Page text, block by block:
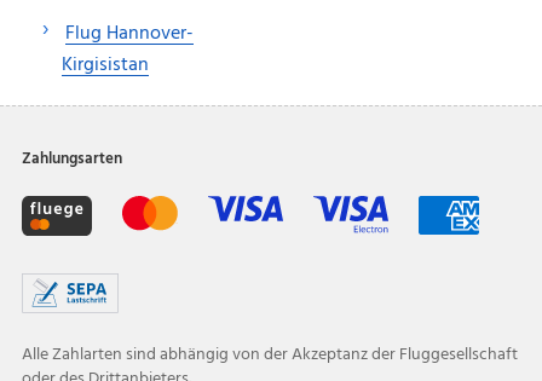
Flug Hannover-
Kirgisistan